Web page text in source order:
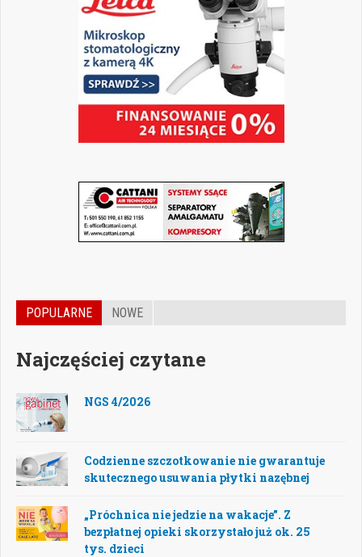
POPULARNE NOWE
Najczęściej czytane
NGS 4/2026
Codzienne szczotkowanie nie gwarantuje
skutecznego usuwania płytki nazębnej
„Próchnica nie jedzie na wakacje”. Z
bezpłatnej opieki skorzystało już ok. 25
tys. dzieci